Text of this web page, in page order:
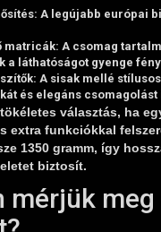
: A legújabb európai
matricák: A csomag
a láthatóságot gyenge
: A sisak mellé
és elegáns csomagolást
választás, ha
extra funkciókkal
1350 gramm, így
biztosít.
mérjük meg